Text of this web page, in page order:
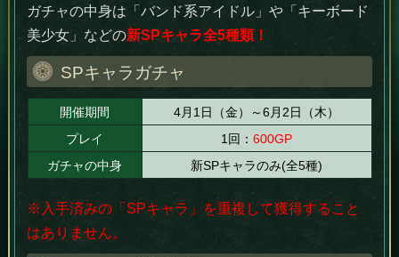
ガチャの中身は「バンド系アイドル」や「キーボード
美少女」などの新SPキャラ全5種類！
SPキャラガチャ
開催期間
4月1日（金）～6月2日（木）
プレイ
1回： 600GP
ガチャの中身
新SPキャラのみ(全5種)
※入手済みの「SPキャラ」を重複して獲得すること
はありません。